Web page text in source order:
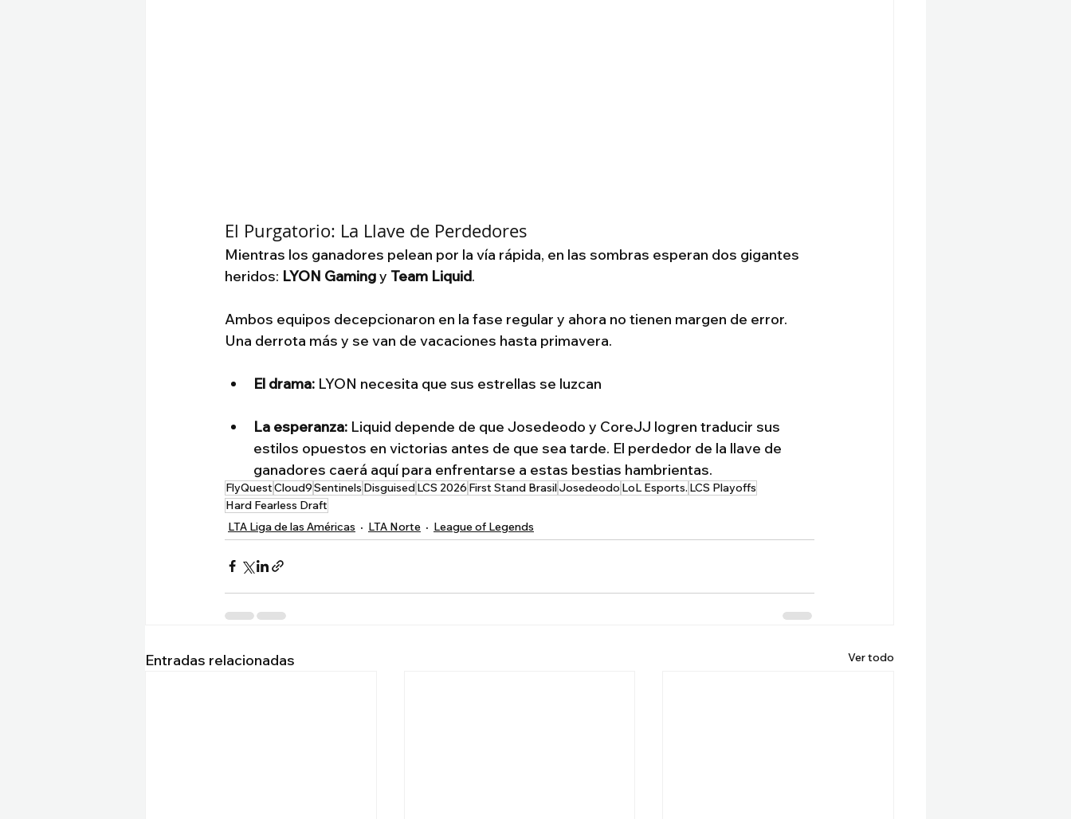
El Purgatorio: La Llave de Perdedores
Mientras los ganadores pelean por la vía rápida, en las sombras esperan dos gigantes
heridos: LYON Gaming y Team Liquid.
Ambos equipos decepcionaron en la fase regular y ahora no tienen margen de error.
Una derrota más y se van de vacaciones hasta primavera.
El drama: LYON necesita que sus estrellas se luzcan
La esperanza: Liquid depende de que Josedeodo y CoreJJ logren traducir sus
estilos opuestos en victorias antes de que sea tarde. El perdedor de la llave de
ganadores caerá aquí para enfrentarse a estas bestias hambrientas.
FlyQuestCloud9Sentinels DisguisedLCS 2026First Stand BrasilJosedeodoLoL Esports. LCS Playoffs
Hard Fearless Draft
LTA Liga de las Américas
LTA Norte League of Legends
Entradas relacionadas Ver todo